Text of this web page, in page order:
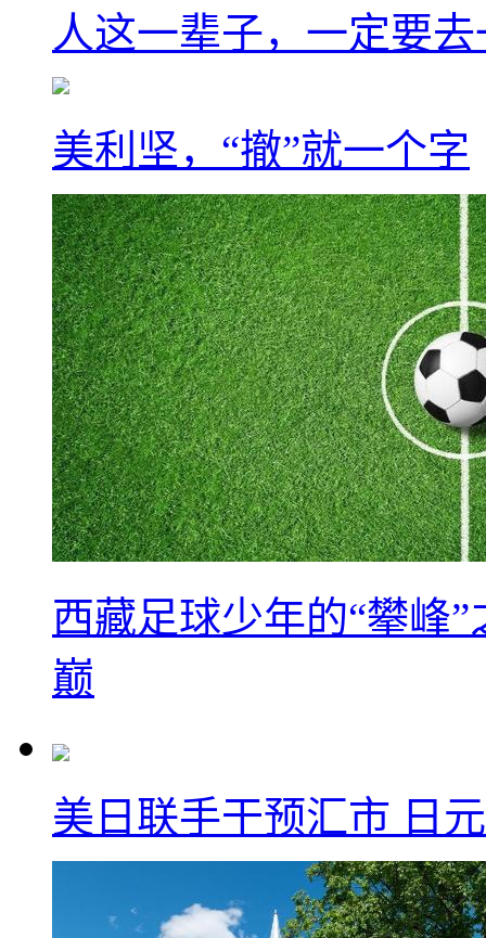
人这一辈子，一定要
美利坚，“撤”就一个字
西藏足球少年的“攀峰
巅
美日联手干预汇市 日